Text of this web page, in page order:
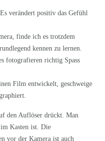
verändert positiv das Gefühl
finde ich es trotzdem
kennen zu lernen.
fotografieren richtig Spass
Film entwickelt, geschweige
den Auflöser drückt. Man
Kasten ist. Die
vor der Kamera ist auch